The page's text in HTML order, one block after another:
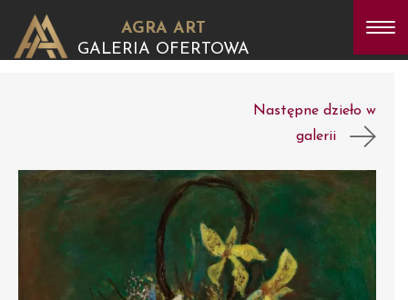
AGRA ART
GALERIA OFERTOWA
Następne dzieło w
galerii